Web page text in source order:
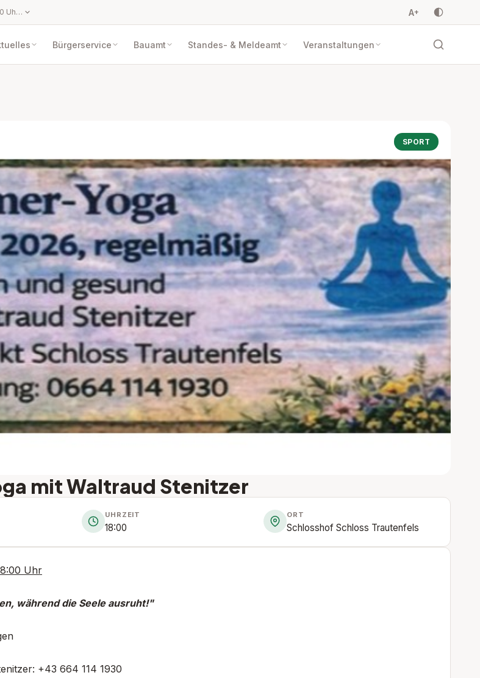
Montag bis Freitag von 08:00 bis 12:00 Uhr und nach telefonischer Vereinbarung außerhalb der Öffnungszeiten A+
Bürgerservice Bauamt Standes- & Meldeamt Veranstaltungen
SPORT
mit Waltraud Stenitzer
UHRZEIT
18:00
ORT
Schlosshof Schloss Trautenfels
Uhr
während die Seele ausruht!"
+43 664 114 1930